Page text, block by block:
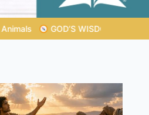
EVERYDAY LIFE | Topic 1: The